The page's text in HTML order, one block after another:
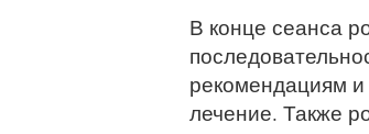
В конце сеанса
рекомендациям и
лечение. Также